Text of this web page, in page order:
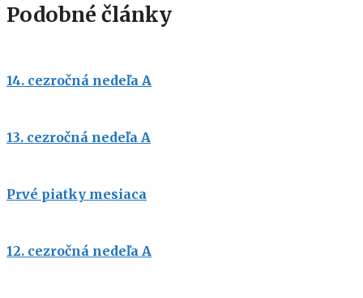
Podobné články
14. cezročná nedeľa A
13. cezročná nedeľa A
Prvé piatky mesiaca
12. cezročná nedeľa A